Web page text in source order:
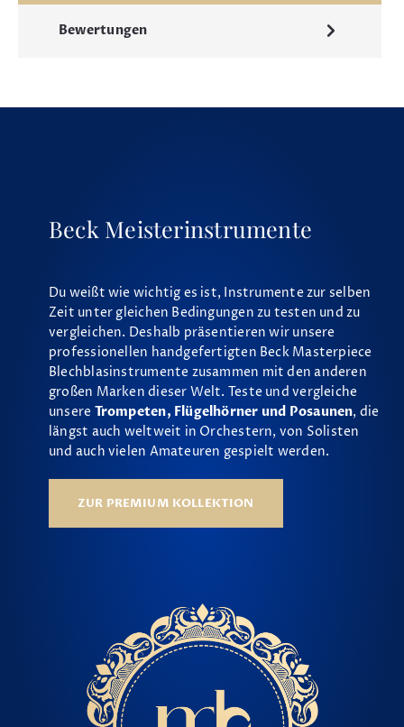
Bewertungen
Beck Meisterinstrumente
Du weißt wie wichtig es ist, Instrumente zur selben
Zeit unter gleichen Bedingungen zu testen und zu
vergleichen. Deshalb präsentieren wir unsere
professionellen handgefertigten Beck Masterpiece
Blechblasinstrumente zusammen mit den anderen
großen Marken dieser Welt. Teste und vergleiche
unsere Trompeten, Flügelhörner und Posaunen, die
längst auch weltweit in Orchestern, von Solisten
und auch vielen Amateuren gespielt werden.
ZUR PREMIUM KOLLEKTION